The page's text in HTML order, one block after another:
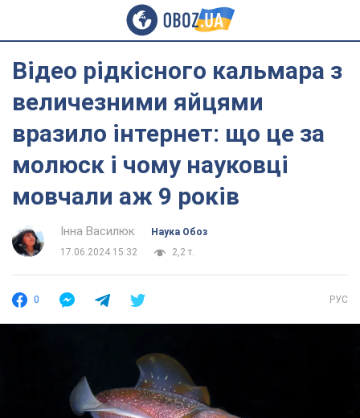
Відео рідкісного кальмара з
величезними яйцями
вразило інтернет: що це за
молюск і чому науковці
мовчали аж 9 років
Інна Василюк
Наука Обоз
17.06.2024 15:32
2,2 т.
0 РУС